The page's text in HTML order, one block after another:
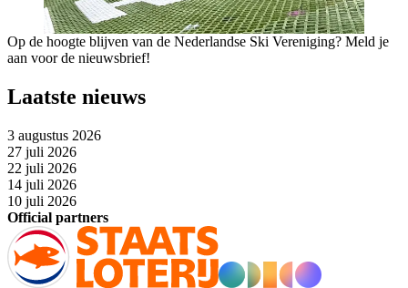
Op de hoogte blijven van de Nederlandse Ski Vereniging? Meld je
aan voor de nieuwsbrief!
Laatste nieuws
3 augustus 2026
27 juli 2026
22 juli 2026
14 juli 2026
10 juli 2026
Official partners